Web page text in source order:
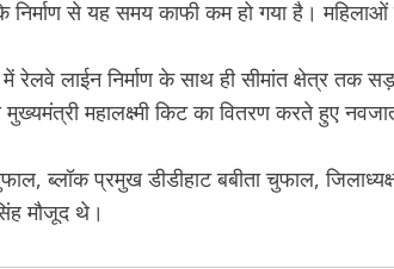
से यह समय काफी कम हो गया है।
लाईन निर्माण के साथ ही सीमांत क्षेत्र तक
मुख्यमंत्री महालक्ष्मी किट का वितरण करते हुए
ब्लॉक प्रमुख डीडीहाट बबीता चुफाल, जिलाध्यक्ष
मौजूद थे।